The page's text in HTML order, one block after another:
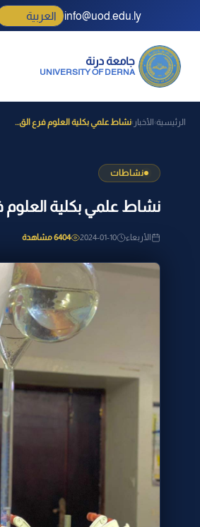
info@uod.edu.ly العربية
جامعة درنة
UNIVERSITY OF DERNA
الرئيسية› الأخبار ›نشاط علمي بكلية العلوم فرع الق...
نشاطات
نشاط علمي بكلية العلوم
الأربعاء 2024-01-10 6404 مشاهدة